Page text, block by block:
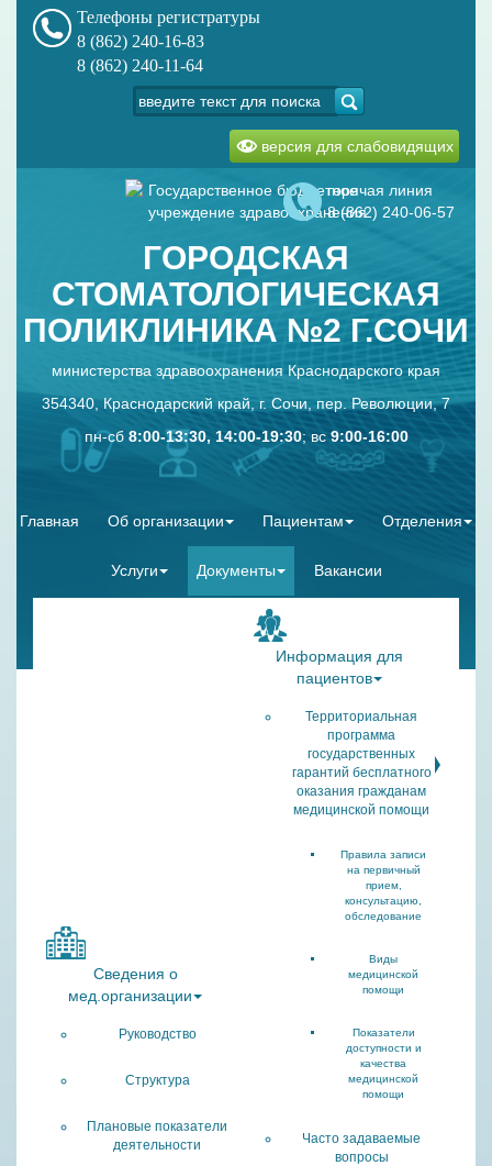
Телефоны регистратуры
8 (862) 240-16-83
8 (862) 240-11-64
версия для слабовидящих
Государственное бюджетное
учреждение здравоохранения
горячая линия
8 (862) 240-06-57
ГОРОДСКАЯ
СТОМАТОЛОГИЧЕСКАЯ
ПОЛИКЛИНИКА №2 Г.СОЧИ
министерства здравоохранения Краснодарского края
354340, Краснодарский край, г. Сочи, пер. Революции, 7
пн-сб 8:00-13:30, 14:00-19:30; вс 9:00-16:00
Главная Об организации Пациентам Отделения
Услуги Документы Вакансии
Сведения о
мед.организации
Руководство
Структура
Плановые показатели
деятельности
Информация для
пациентов
Территориальная
программа
государственных
гарантий бесплатного
оказания гражданам
медицинской помощи
Правила записи
на первичный
прием,
консультацию,
обследование
Виды
медицинской
помощи
Показатели
доступности и
качества
медицинской
помощи
Часто задаваемые
вопросы